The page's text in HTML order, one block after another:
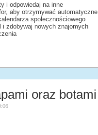
i odpowiedaj na inne
aby otrzymywać
społecznościowego
i zdobywaj nowych znajomych
oraz botami